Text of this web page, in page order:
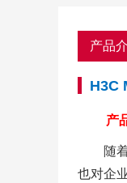
产品
H3C
产
随
也对企